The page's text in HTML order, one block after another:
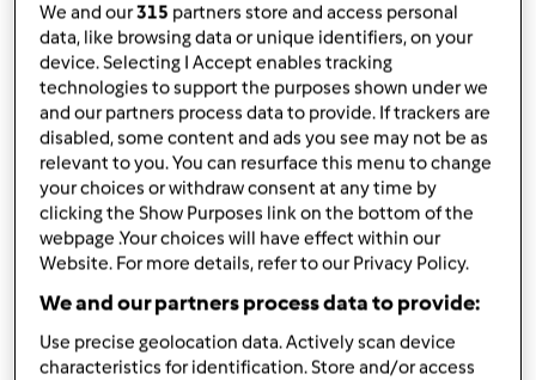
Góra strony
Zalogujlub zarejestruj sięaby dodawać
komentarze
magi1 (niezweryfikowany)
We and our315 partners store and access personal
data, like browsing data or unique identifiers, on your
device. Selecting I Accept enables tracking
technologies to support the purposes shown under we
and our partners process data to provide. If trackers are
disabled, some content and ads you see may not be as
relevant to you. You can resurface this menu to change
your choices or withdraw consent at any time by
clicking the Show Purposes link on the bottom of the
webpage .Your choices will have effect within our
Website. For more details, refer to our Privacy Policy.
We and our partners process data to provide:
Use precise geolocation data. Actively scan device
characteristics for identification. Store and/or access